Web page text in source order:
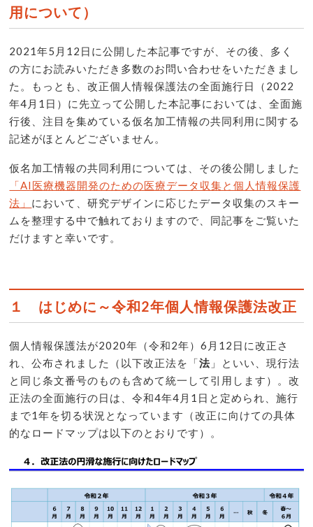
用について）
2021年5月12日に公開した本記事ですが、その後、多く
の方にお読みいただき多数のお問い合わせをいただきまし
た。もっとも、改正個人情報保護法の全面施行日（2022
年4月1日）に先立って公開した本記事においては、全面施
行後、注目を集めている仮名加工情報の共同利用に関する
記述がほとんどございません。
仮名加工情報の共同利用については、その後公開しました
「AI医療機器開発のための医療データ収集と個人情報保護
法」 において、研究デザインに応じたデータ収集のスキー
ムを整理する中で触れておりますので、同記事をご覧いた
だけますと幸いです。
１ はじめに～令和2年個人情報保護法改正
個人情報保護法が2020年（令和2年）6月12日に改正さ
れ、公布されました（以下改正法を「法 」といい、現行法
と同じ条文番号のものも含めて統一して引用します）。改
正法の全面施行の日は、令和4年4月1日と定められ、施行
まで1年を切る状況となっています（改正に向けての具体
的なロードマップは以下のとおりです）。